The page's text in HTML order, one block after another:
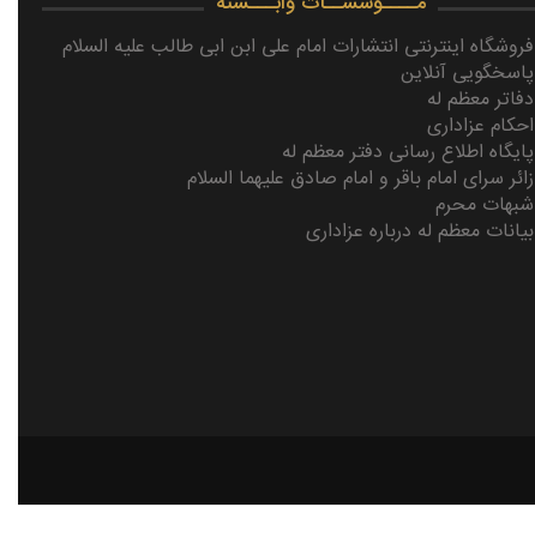
فروشگاه اینترنتی انتشارات امام علی ابن ابی طالب علیه السلام
پاسخگویی آنلاین
دفاتر معظم له
احکام عزاداری
پایگاه اطلاع رسانی دفتر معظم له
زائر سرای امام باقر و امام صادق علیهما السلام
شبهات محرم
بیانات معظم له درباره عزاداری